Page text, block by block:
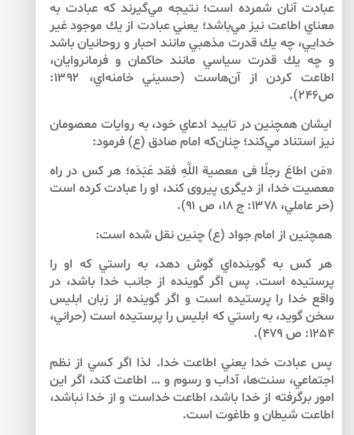
عبادت آنان شمرده است؛ نتيجه مي‌‌گيرند كه عبادت به
معناي اطاعت نيز مي‌باشد؛ يعني عبادت از يك موجود غير
خدايي، چه يك قدرت مذهبي مانند احبار و روحانيان باشد
و چه يك قدرت سياسي مانند حاكمان و فرمانروايان،
اطاعت كردن از آن‌هاست (حسيني خامنه‌‌اي، ۱۳۹۲:
ص۲۴۶).
ايشان همچنين در تاييد ادعاي خود، به روايات معصومان
نيز استناد مي‌كند؛ چنان‌كه امام صادق (ع) فرمود:
«مَن اطاعَ رجلًا فى معصية اللَّهِ فقد عَبَدَه؛ هر كس در راه
معصيت خدا، از ديگرى پيروى كند، او را عبادت كرده است
(حر عاملي، ۱۳۷۸: ج ۱۸، ص ۹۱).
همچنين از امام جواد (ع) چنين نقل شده است:
هر كس به گوينده‌اي گوش دهد، به راستي كه او را
پرستيده است. پس اگر گوينده از جانب خدا باشد، در
واقع خدا را پرستيده است و اگر گوينده از زبان ابليس
سخن گويد، به راستي كه ابليس را پرستيده است (حراني،
۱۲۵۴: ص ۴۷۹).
پس عبادت خدا يعني اطاعت خدا. لذا اگر كسي از نظم
اجتماعي، سنت‌‌ها، آداب و رسوم و … اطاعت كند، اگر اين
امور برگرفته از خدا باشد، اطاعت خداست و از خدا نباشد،
اطاعت شيطان و طاغوت است.